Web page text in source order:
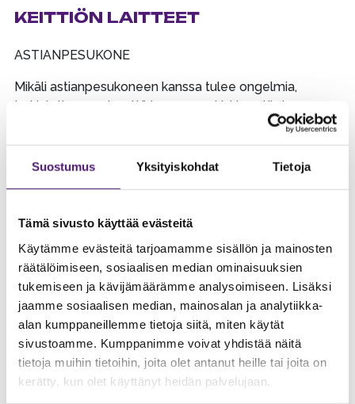
Suostumus Yksityiskohdat Tietoja
Tämä sivusto käyttää evästeitä
Käytämme evästeitä tarjoamamme sisällön ja mainosten
räätälöimiseen, sosiaalisen median ominaisuuksien
tukemiseen ja kävijämäärämme analysoimiseen. Lisäksi
jaamme sosiaalisen median, mainosalan ja analytiikka-
alan kumppaneillemme tietoja siitä, miten käytät
sivustoamme. Kumppanimme voivat yhdistää näitä
tietoja muihin tietoihin, joita olet antanut heille tai joita on
kerätty, kun olet käyttänyt heidän palvelujaan.
KEITTIÖN LAITTEET
ASTIANPESUKONE
Mikäli astianpesukoneen kanssa tulee ongelmia,
tarkistathan ensin, että hana on auki. Hana löytyy
Kohteen jääkaappi on tyhjä ja mikäli sinne laittaa paljon
ruokaa, ei jääkaapin sisälämpötila pysy optimaalisena
vaan se lämpiää. Viileneminen kestää tällöin pitkään ja
on vaarana että ruoka menee pilalle.
Suosittelemme laittamaan kaappiin ensin vain
pakolliset ruokatarvikkeet mitkä tarvitsevat
kylmäsäilytystä.
Juomia voi viilentään pakastimessa ja siirtää ne sitten
kylminä jääkaappiin.
Kaapin ovea ei tule myöskään pitää pitkään auki.